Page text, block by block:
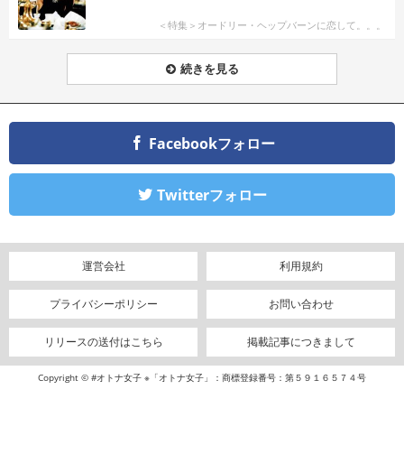
＜特集＞オードリー・ヘップバーンに恋して。。。
続きを見る
Facebookフォロー
Twitterフォロー
運営会社 利用規約
プライバシーポリシー お問い合わせ
リリースの送付はこちら 掲載記事につきまして
Copyright © #オトナ女子 ※「オトナ女子」：商標登録番号：第５９１６５７４号